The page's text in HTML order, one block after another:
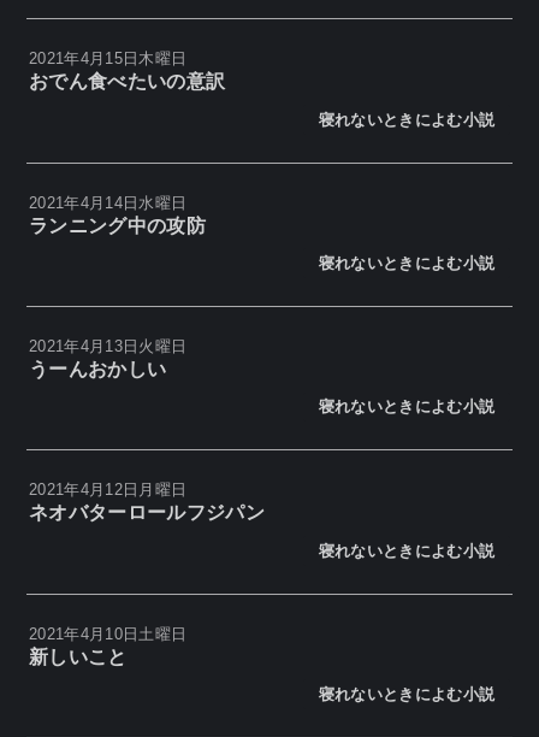
2021年4月15日木曜日
おでん食べたいの意訳
寝れないときによむ小説
2021年4月14日水曜日
ランニング中の攻防
寝れないときによむ小説
2021年4月13日火曜日
うーんおかしい
寝れないときによむ小説
2021年4月12日月曜日
ネオバターロールフジパン
寝れないときによむ小説
2021年4月10日土曜日
新しいこと
寝れないときによむ小説